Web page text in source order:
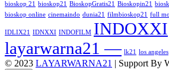
bioskop 21 bioskop21 BioskopGratis21 Bioskopin21
bioskop online cinemaindo dunia21 filmbioskop21 full
IDLIX21 IDNXXI INDOFILM INDOXXI
layarwarna21 — lk21 los angeles
© 2023 LAYARWARNA21 | Support By